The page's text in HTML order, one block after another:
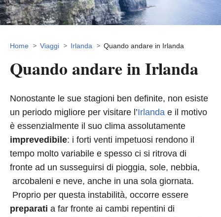
Home Viaggi Irlanda Quando andare in Irlanda
Quando andare in Irlanda
Nonostante le sue stagioni ben definite, non esiste
un periodo migliore per visitare l’Irlanda e il motivo
è essenzialmente il suo clima assolutamente
imprevedibile: i forti venti impetuosi rendono il
tempo molto variabile e spesso ci si ritrova di
fronte ad un susseguirsi di pioggia, sole, nebbia,
arcobaleni e neve, anche in una sola giornata.
Proprio per questa instabilità, occorre essere
preparati a far fronte ai cambi repentini di